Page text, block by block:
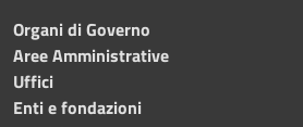
Organi di Governo
Aree Amministrative
Uffici
Enti e fondazioni